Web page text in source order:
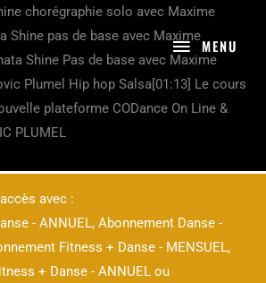
MENU
MENU
chorégraphie solo avec Maxime
Shine pas de base avec Maxime
Shine Pas de base avec Maxime
Plumel Hip hop Salsa[01:13] Le cours
plateforme CODance On Line &
PLUMEL
avec :
- ANNUEL,Abonnement Danse -
Fitness + Danse - MENSUEL,
+ Danse - ANNUEL ou